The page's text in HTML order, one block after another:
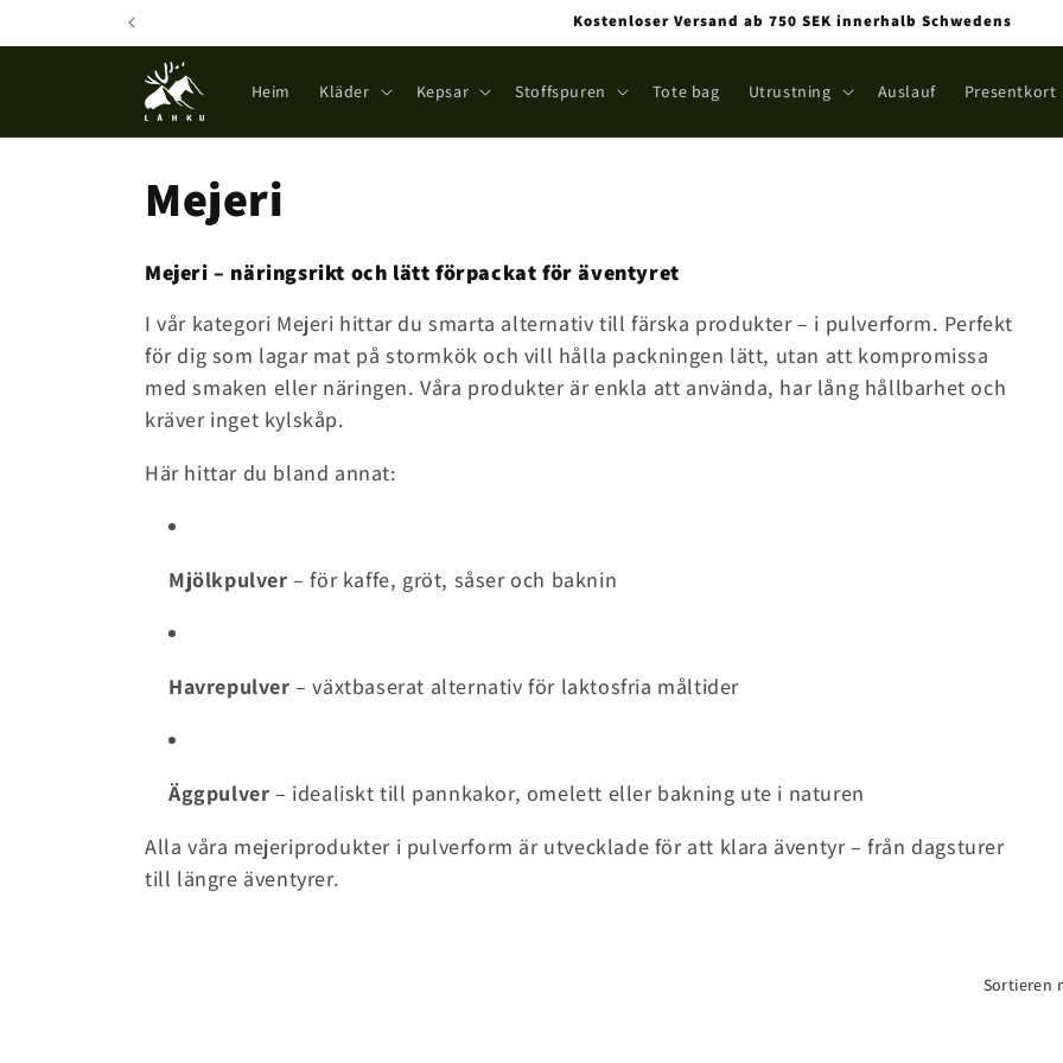
Inhalt
Kostenloser Versand ab 750 SEK innerhalb Schwedens
Heim Kläder Kepsar Stoffspuren Tote bag Utrustning Auslauf Presentkort
K
a
t
e
g
Mejeri
Mejeri – näringsrikt och lätt förpackat för äventyret
I vår kategori Mejeri hittar du smarta alternativ till färska produkter – i pulverform. Perfekt
för dig som lagar mat på stormkök och vill hålla packningen lätt, utan att kompromissa
med smaken eller näringen. Våra produkter är enkla att använda, har lång hållbarhet och
kräver inget kylskåp.
Här hittar du bland annat:
Mjölkpulver – för kaffe, gröt, såser och baknin
Havrepulver – växtbaserat alternativ för laktosfria måltider
Äggpulver – idealiskt till pannkakor, omelett eller bakning ute i naturen
Alla våra mejeriprodukter i pulverform är utvecklade för att klara äventyr – från dagsturer
till längre äventyrer.
Sortieren